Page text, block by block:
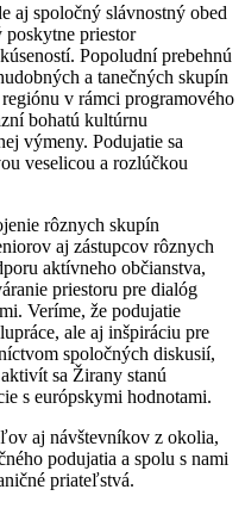
aj spoločný slávnostný obed
priestor
Popoludní prebehnú
a tanečných skupín
v rámci programového
bohatú kultúrnu
výmeny. Podujatie sa
veselicou a rozlúčkou
rôznych skupín
aj zástupcov rôznych
aktívneho občianstva,
priestoru pre dialóg
Veríme, že podujatie
ale aj inšpiráciu pre
spoločných diskusií,
sa Žirany stanú
s európskymi hodnotami.
aj návštevníkov z okolia,
podujatia a spolu s nami
priateľstvá.